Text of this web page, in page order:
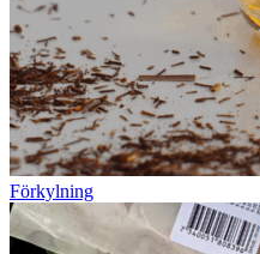
Förkylning